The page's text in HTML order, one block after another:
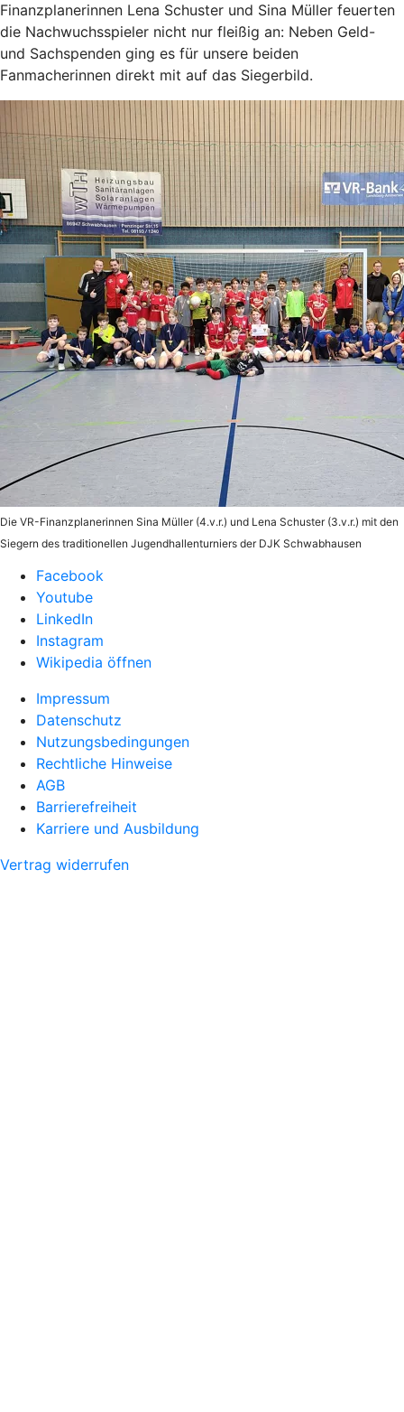
Finanzplanerinnen Lena Schuster und Sina Müller feuerten
die Nachwuchsspieler nicht nur fleißig an: Neben Geld-
und Sachspenden ging es für unsere beiden
Fanmacherinnen direkt mit auf das Siegerbild.
Die VR-Finanzplanerinnen Sina Müller (4.v.r.) und Lena Schuster (3.v.r.) mit den
Siegern des traditionellen Jugendhallenturniers der DJK Schwabhausen
Facebook
Youtube
LinkedIn
Instagram
Wikipedia öffnen
Impressum
Datenschutz
Nutzungsbedingungen
Rechtliche Hinweise
AGB
Barrierefreiheit
Karriere und Ausbildung
Vertrag widerrufen